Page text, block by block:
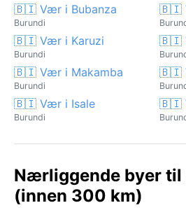
🇧🇮 Vær i Bubanza
Burundi
🇧🇮
🇧🇮 Vær i Karuzi
Burundi
🇧🇮
🇧🇮 Vær i Makamba
Burundi
🇧🇮
🇧🇮 Vær i Isale
Burundi
🇧🇮
Nærliggende byer til
(innen 300 km)